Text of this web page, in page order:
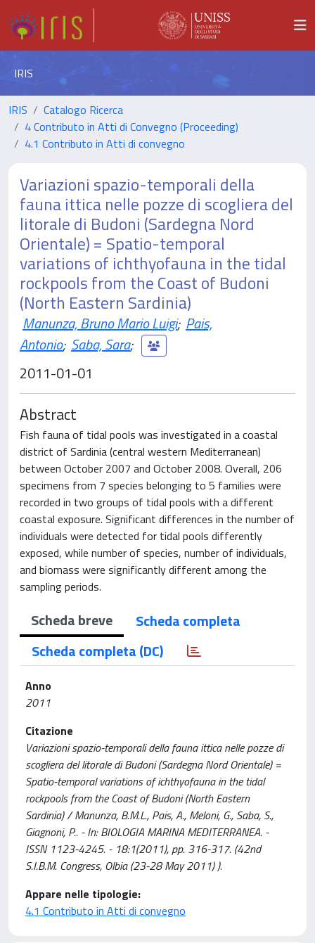
IRIS
IRIS
Catalogo Ricerca
4 Contributo in Atti di Convegno (Proceeding)
4.1 Contributo in Atti di convegno
Variazioni spazio-temporali della
fauna ittica nelle pozze di scogliera del
litorale di Budoni (Sardegna Nord
Orientale) = Spatio-temporal
variations of ichthyofauna in the tidal
rockpools from the Coast of Budoni
(North Eastern Sardinia)
Manunza, Bruno Mario Luigi; Pais,
Antonio; Saba, Sara;
2011-01-01
Abstract
Fish fauna of tidal pools was investigated in a coastal
district of Sardinia (central western Mediterranean)
between October 2007 and October 2008. Overall, 206
specimens from 7 species belonging to 5 families were
recorded in two groups of tidal pools with a different
coastal exposure. Significant differences in the number of
individuals were detected for tidal pools differently
exposed, while number of species, number of individuals,
and biomass were significantly different among the
sampling periods.
Scheda breve
Scheda completa
Scheda completa (DC)
Anno
2011
Citazione
Variazioni spazio-temporali della fauna ittica nelle pozze di
scogliera del litorale di Budoni (Sardegna Nord Orientale) =
Spatio-temporal variations of ichthyofauna in the tidal
rockpools from the Coast of Budoni (North Eastern
Sardinia) / Manunza, B.M.L., Pais, A., Meloni, G., Saba, S.,
Giagnoni, P.. - In: BIOLOGIA MARINA MEDITERRANEA. -
ISSN 1123-4245. - 18:1(2011), pp. 316-317. (42nd
S.I.B.M. Congress, Olbia (23-28 May 2011) ).
Appare nelle tipologie:
4.1 Contributo in Atti di convegno